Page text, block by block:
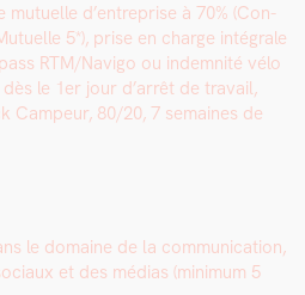
mutuelle d’entreprise à 70% (Con­
5*), prise en charge inté­grale
RTM/Navigo ou indem­nité vélo
le 1er jour d’arrêt de tra­vail,
Campeur, 80/20, 7 semaines de
le domaine de la com­mu­ni­ca­tion,
et des médias (min­i­mum 5